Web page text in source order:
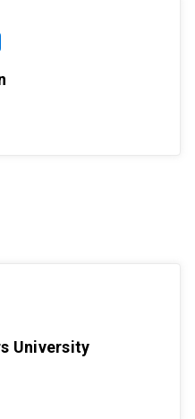
University